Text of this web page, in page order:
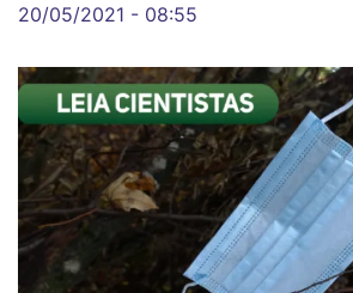
20/05/2021 - 08:55